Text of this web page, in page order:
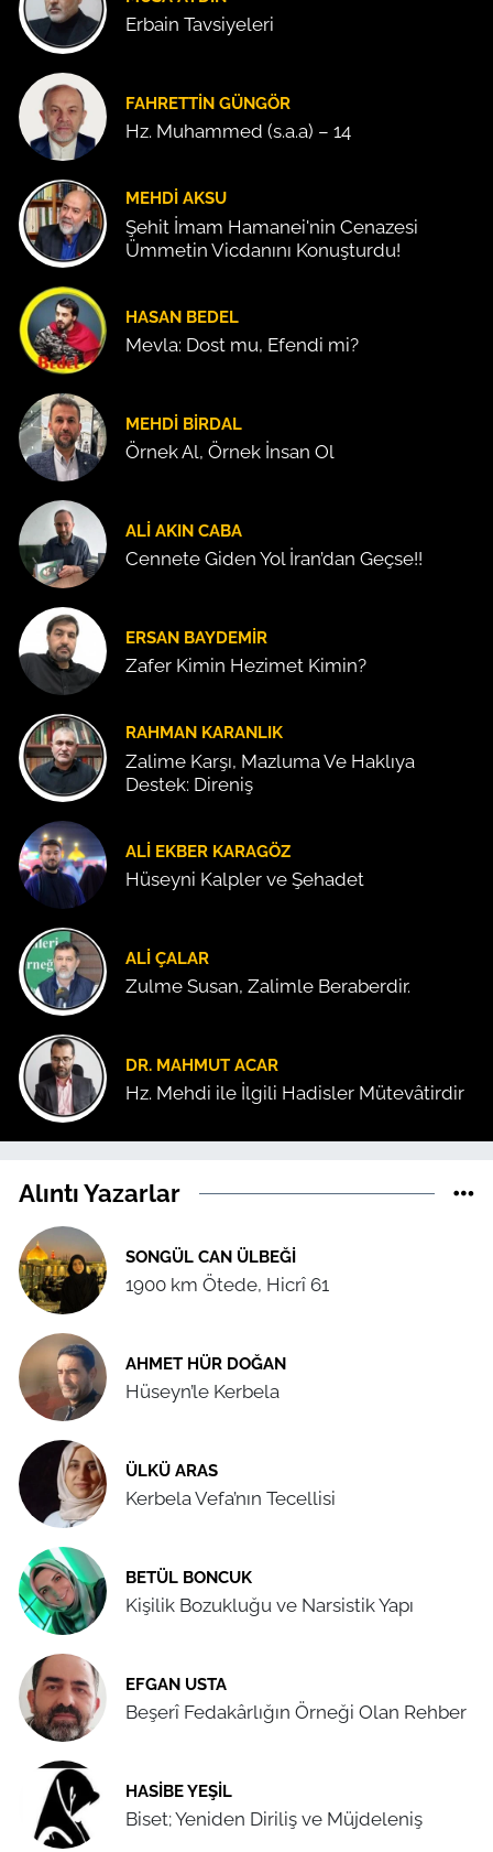
Erbain Tavsiyeleri
FAHRETTIN GÜNGÖR
Hz. Muhammed (s.a.a) – 14
MEHDI AKSU
Şehit İmam Hamanei'nin Cenazesi
Ümmetin Vicdanını Konuşturdu!
HASAN BEDEL
Mevla: Dost mu, Efendi mi?
MEHDI BIRDAL
Örnek Al, Örnek İnsan Ol
ALI AKIN CABA
Cennete Giden Yol İran’dan Geçse!!
ERSAN BAYDEMIR
Zafer Kimin Hezimet Kimin?
RAHMAN KARANLIK
Zalime Karşı, Mazluma Ve Haklıya
Destek: Direniş
ALI EKBER KARAGÖZ
Hüseyni Kalpler ve Şehadet
ALI ÇALAR
Zulme Susan, Zalimle Beraberdir.
DR. MAHMUT ACAR
Hz. Mehdi ile İlgili Hadisler Mütevâtirdir
Alıntı Yazarlar
SONGÜL CAN ÜLBEĞI
1900 km Ötede, Hicrî 61
AHMET HÜR DOĞAN
Hüseyn’le Kerbela
ÜLKÜ ARAS
Kerbela Vefa’nın Tecellisi
BETÜL BONCUK
Kişilik Bozukluğu ve Narsistik Yapı
EFGAN USTA
Beşerî Fedakârlığın Örneği Olan Rehber
HASIBE YEŞIL
Biset; Yeniden Diriliş ve Müjdeleniş